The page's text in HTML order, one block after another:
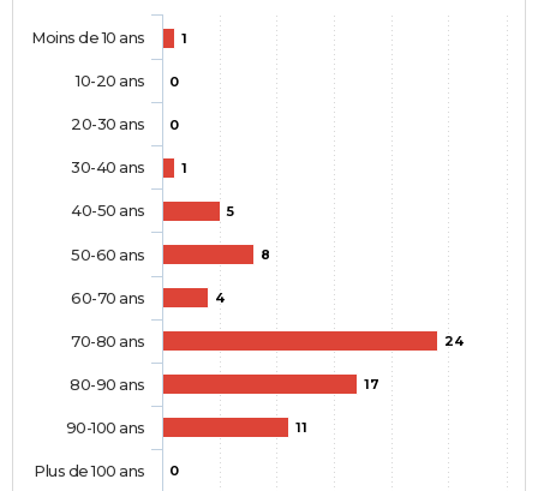
1
0
0
1
5
8
4
24
17
11
0
Moins de 10 ans
10-20 ans
20-30 ans
30-40 ans
40-50 ans
50-60 ans
60-70 ans
70-80 ans
80-90 ans
90-100 ans
Plus de 100 ans